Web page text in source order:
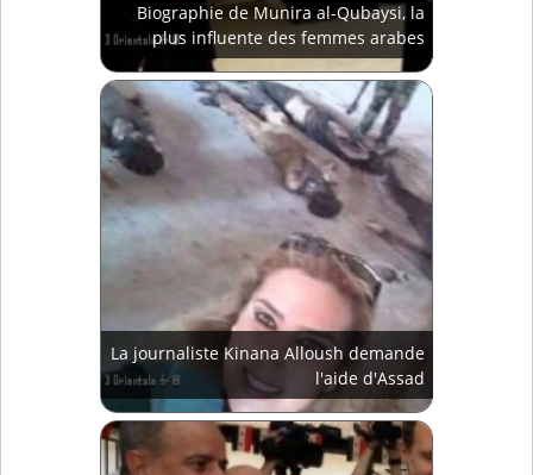
Biographie de Munira al-Qubaysi, la
plus influente des femmes arabes
La journaliste Kinana Alloush demande
l'aide d'Assad